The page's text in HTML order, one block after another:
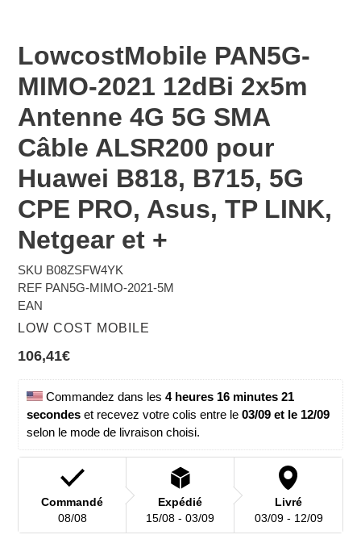
LowcostMobile PAN5G-
MIMO-2021 12dBi 2x5m
Antenne 4G 5G SMA
Câble ALSR200 pour
Huawei B818, B715, 5G
CPE PRO, Asus, TP LINK,
Netgear et +
SKU B08ZSFW4YK
REF PAN5G-MIMO-2021-5M
EAN
DISTRIBUTEUR
LOW COST MOBILE
Prix
normal
106,41€
Commandez dans les 4 heures 16 minutes 21
secondes et recevez votre colis entre le 03/09 et le 12/09
selon le mode de livraison choisi.
Commandé
08/08
Expédié
15/08 - 03/09
Livré
03/09 - 12/09